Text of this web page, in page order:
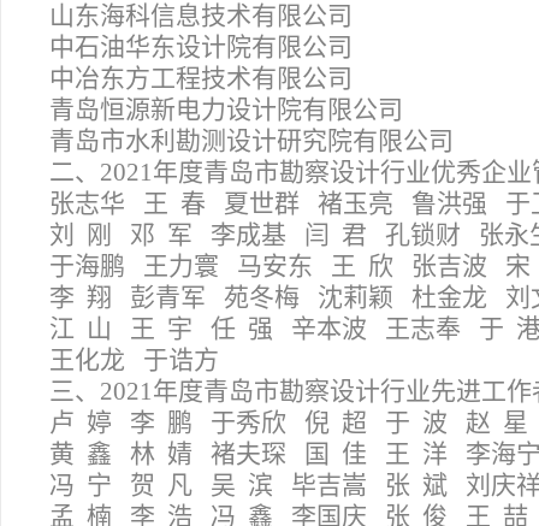
山东海科信息技术有限公司
中石油华东设计院有限公司
中冶东方工程技术有限公司
青岛恒源新电力设计院有限公司
青岛市水利勘测设计研究院有限公司
二、2021年度青岛市勘察设计行业优秀企业
张志华 王 春 夏世群 褚玉亮 鲁洪强 于
刘 刚 邓 军 李成基 闫 君 孔锁财 张永
于海鹏 王力寰 马安东 王 欣 张吉波 宋
李 翔 彭青军 苑冬梅 沈莉颖 杜金龙 刘
江 山 王 宇 任 强 辛本波 王志奉 于
王化龙 于诰方
三、2021年度青岛市勘察设计行业先进工作
卢 婷 李 鹏 于秀欣 倪 超 于 波 赵 星
黄 鑫 林 婧 褚夫琛 国 佳 王 洋 李海
冯 宁 贺 凡 吴 滨 毕吉嵩 张 斌 刘庆
孟 楠 李 浩 冯 鑫 李国庆 张 俊 王 喆